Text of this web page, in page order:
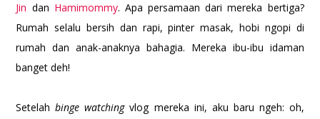
Jin dan Hamimommy. Apa persamaan dari mereka bertiga?
Rumah selalu bersih dan rapi, pinter masak, hobi ngopi di
rumah dan anak-anaknya bahagia. Mereka ibu-ibu idaman
banget deh!
Setelahbinge watchingvlog mereka ini, aku baru ngeh: oh,